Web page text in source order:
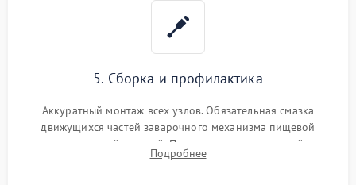
5. Сборка и профилактика
Аккуратный монтаж всех узлов. Обязательная смазка
движущихся частей заварочного механизма пищевой
силиконовой смазкой. Проведение программной
декальцинации и очистки системы от кофейных масел.
Подробнее